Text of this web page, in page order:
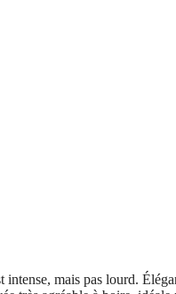
intense, mais pas lourd.